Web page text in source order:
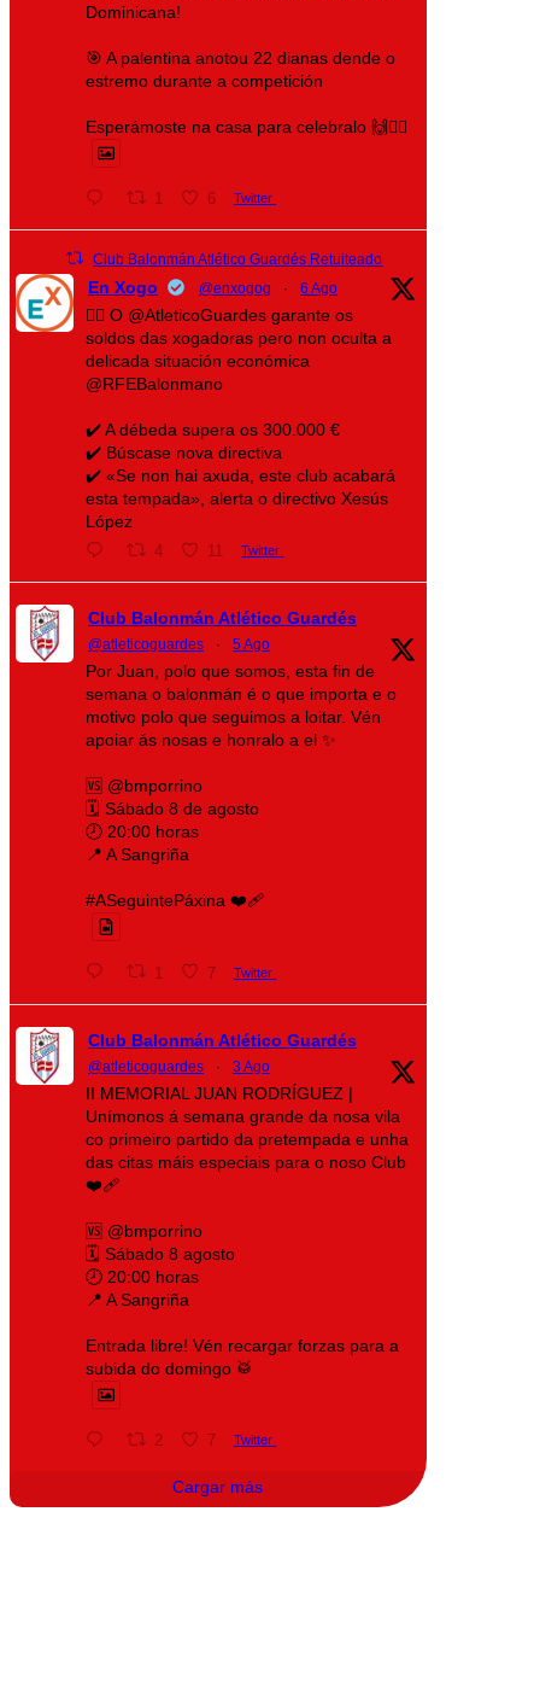
Dominicana!
🎯 A palentina anotou 22 dianas dende o
estremo durante a competición
Esperámoste na casa para celebralo 🙌❤️‍🔥
1 6 Twitter
Club Balonmán Atlético Guardés Retuiteado
En Xogo @enxogog · 6 Ago
🤾‍♀️ O @AtleticoGuardes garante os
soldos das xogadoras pero non oculta a
delicada situación económica
@RFEBalonmano
✔️ A débeda supera os 300.000 €
✔️ Búscase nova directiva
✔️ «Se non hai axuda, este club acabará
esta tempada», alerta o directivo Xesús
López
4 11 Twitter
Club Balonmán Atlético Guardés
@atleticoguardes · 5 Ago
Por Juan, polo que somos, esta fin de
semana o balonmán é o que importa e o
motivo polo que seguimos a loitar. Vén
apoiar ás nosas e honralo a el ✨
🆚 @bmporrino
🗓️ Sábado 8 de agosto
🕗 20:00 horas
📍 A Sangriña
#ASeguintePáxina ❤️‍🩹
1 7 Twitter
Club Balonmán Atlético Guardés
@atleticoguardes · 3 Ago
II MEMORIAL JUAN RODRÍGUEZ |
Unímonos á semana grande da nosa vila
co primeiro partido da pretempada e unha
das citas máis especiais para o noso Club
❤️‍🩹
🆚 @bmporrino
🗓️ Sábado 8 agosto
🕗 20:00 horas
📍 A Sangriña
Entrada libre! Vén recargar forzas para a
subida do domingo 🥁
2 7 Twitter
Cargar más